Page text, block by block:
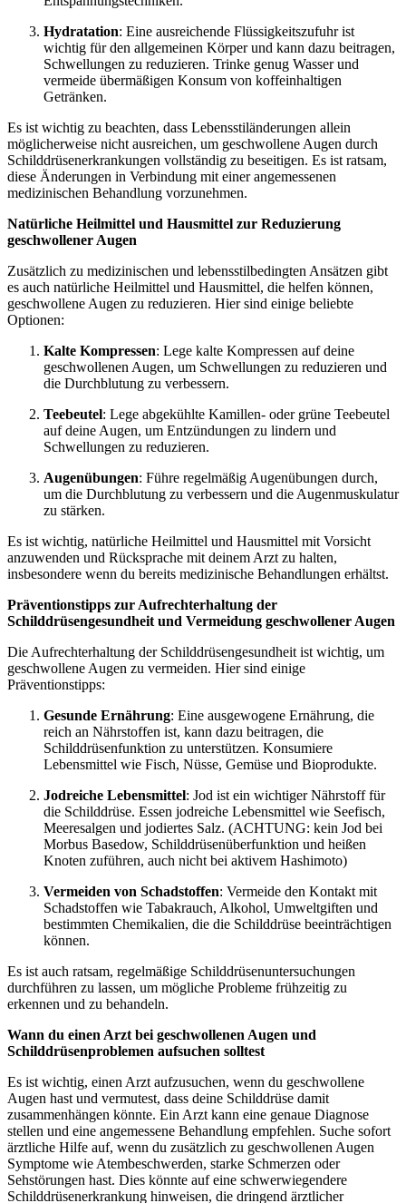
Hydratation: Eine ausreichende Flüssigkeitszufuhr ist
wichtig für den allgemeinen Körper und kann dazu beitragen,
Schwellungen zu reduzieren. Trinke genug Wasser und
vermeide übermäßigen Konsum von koffeinhaltigen
Getränken.
Es ist wichtig zu beachten, dass Lebensstiländerungen allein
möglicherweise nicht ausreichen, um geschwollene Augen durch
Schilddrüsenerkrankungen vollständig zu beseitigen. Es ist ratsam,
diese Änderungen in Verbindung mit einer angemessenen
medizinischen Behandlung vorzunehmen.
Natürliche Heilmittel und Hausmittel zur Reduzierung
geschwollener Augen
Zusätzlich zu medizinischen und lebensstilbedingten Ansätzen gibt
es auch natürliche Heilmittel und Hausmittel, die helfen können,
geschwollene Augen zu reduzieren. Hier sind einige beliebte
Optionen:
Kalte Kompressen: Lege kalte Kompressen auf deine
geschwollenen Augen, um Schwellungen zu reduzieren und
die Durchblutung zu verbessern.
Teebeutel: Lege abgekühlte Kamillen- oder grüne Teebeutel
auf deine Augen, um Entzündungen zu lindern und
Schwellungen zu reduzieren.
Augenübungen: Führe regelmäßig Augenübungen durch,
um die Durchblutung zu verbessern und die Augenmuskulatur
zu stärken.
Es ist wichtig, natürliche Heilmittel und Hausmittel mit Vorsicht
anzuwenden und Rücksprache mit deinem Arzt zu halten,
insbesondere wenn du bereits medizinische Behandlungen erhältst.
Präventionstipps zur Aufrechterhaltung der
Schilddrüsengesundheit und Vermeidung geschwollener Augen
Die Aufrechterhaltung der Schilddrüsengesundheit ist wichtig, um
geschwollene Augen zu vermeiden. Hier sind einige
Präventionstipps:
Gesunde Ernährung: Eine ausgewogene Ernährung, die
reich an Nährstoffen ist, kann dazu beitragen, die
Schilddrüsenfunktion zu unterstützen. Konsumiere
Lebensmittel wie Fisch, Nüsse, Gemüse und Bioprodukte.
Jodreiche Lebensmittel: Jod ist ein wichtiger Nährstoff für
die Schilddrüse. Essen jodreiche Lebensmittel wie Seefisch,
Meeresalgen und jodiertes Salz. (ACHTUNG: kein Jod bei
Morbus Basedow, Schilddrüsenüberfunktion und heißen
Knoten zuführen, auch nicht bei aktivem Hashimoto)
Vermeiden von Schadstoffen: Vermeide den Kontakt mit
Schadstoffen wie Tabakrauch, Alkohol, Umweltgiften und
bestimmten Chemikalien, die die Schilddrüse beeinträchtigen
können.
Es ist auch ratsam, regelmäßige Schilddrüsenuntersuchungen
durchführen zu lassen, um mögliche Probleme frühzeitig zu
erkennen und zu behandeln.
Wann du einen Arzt bei geschwollenen Augen und
Schilddrüsenproblemen aufsuchen solltest
Es ist wichtig, einen Arzt aufzusuchen, wenn du geschwollene
Augen hast und vermutest, dass deine Schilddrüse damit
zusammenhängen könnte. Ein Arzt kann eine genaue Diagnose
stellen und eine angemessene Behandlung empfehlen. Suche sofort
ärztliche Hilfe auf, wenn du zusätzlich zu geschwollenen Augen
Symptome wie Atembeschwerden, starke Schmerzen oder
Sehstörungen hast. Dies könnte auf eine schwerwiegendere
Schilddrüsenerkrankung hinweisen, die dringend ärztlicher